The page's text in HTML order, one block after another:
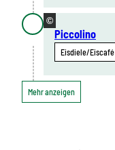
©
Piccolino
Eisdiele/Eiscafé
Mehr anzeigen